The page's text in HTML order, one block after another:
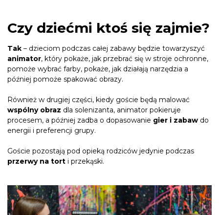
Czy dziećmi ktoś się zajmie?
Tak – dzieciom podczas całej zabawy będzie towarzyszyć
animator, który pokaże, jak przebrać się w stroje ochronne,
pomoże wybrać farby, pokaże, jak działają narzędzia a
później pomoże spakować obrazy.
Również w drugiej części, kiedy goście będą malować
wspólny obraz dla solenizanta, animator pokieruje
procesem, a później zadba o dopasowanie gier i zabaw do
energii i preferencji grupy.
Goście pozostają pod opieką rodziców jedynie podczas
przerwy na tort i przekąski.